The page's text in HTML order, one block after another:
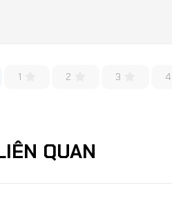
1 2 3 4
QUAN